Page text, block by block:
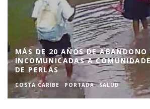
MÁS DE 20 AÑOS DE
INCOMUNICADAS A
DE PERLAS
COSTA CARIBE PORTADA SALUD